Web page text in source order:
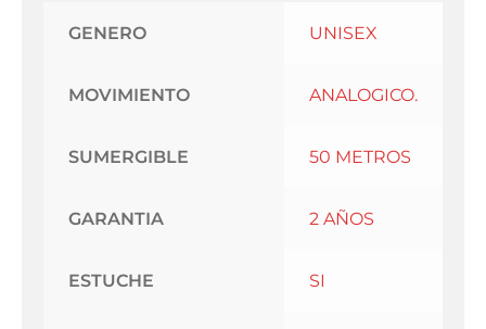
GENERO UNISEX
MOVIMIENTO ANALOGICO.
SUMERGIBLE 50 METROS
GARANTIA 2 AÑOS
ESTUCHE SI